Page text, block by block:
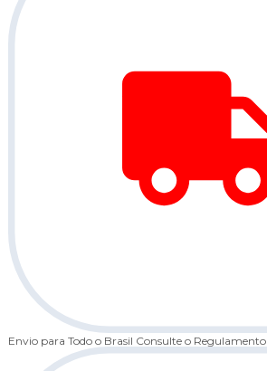
Envio para Todo o Brasil Consulte o Regulamento